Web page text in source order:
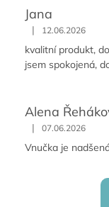
Jana
| 12.06.2026
kvalitní produkt,
jsem spokojená,
Alena
| 07.06.2026
Vnučka je